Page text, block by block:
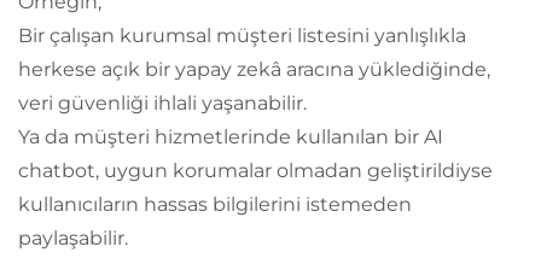
Bir çalışan kurumsal müşteri listesini yanlışlıkla
herkese açık bir yapay zekâ aracına yüklediğinde,
veri güvenliği ihlali yaşanabilir.
Ya da müşteri hizmetlerinde kullanılan bir AI
chatbot, uygun korumalar olmadan geliştirildiyse
kullanıcıların hassas bilgilerini istemeden
paylaşabilir.